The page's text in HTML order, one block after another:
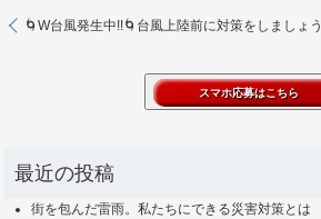
🌀W台風発生中!!🌀台風上陸前に対策をしましょう
最近の投稿
街を包んだ雷雨。私たちにできる災害対策とは